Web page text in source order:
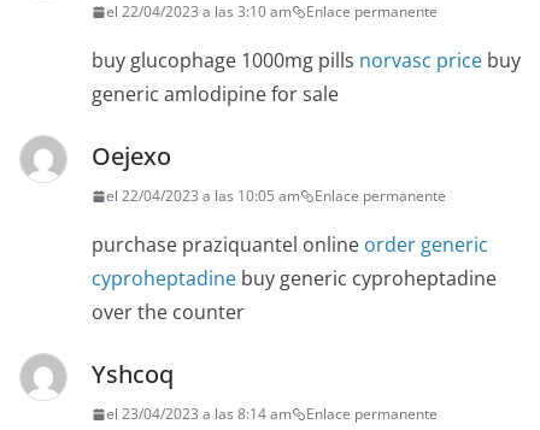
el 22/04/2023 a las 3:10 am Enlace permanente
buy glucophage 1000mg pills norvasc price buy
generic amlodipine for sale
Oejexo
el 22/04/2023 a las 10:05 am Enlace permanente
purchase praziquantel online order generic
cyproheptadine buy generic cyproheptadine
over the counter
Yshcoq
el 23/04/2023 a las 8:14 am Enlace permanente